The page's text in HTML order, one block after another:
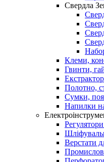
Свердла
Клеми,
Гвинти,
Полотно,
Сумки,
Напилки
Верстати